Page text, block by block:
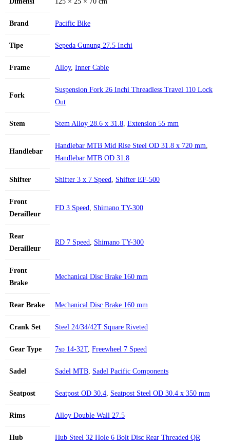
Brand Pacific Bike
Tipe Sepeda Gunung 27.5 Inchi
Frame Alloy, Inner Cable
Fork
Suspension Fork 26 Inchi Threadless Travel 110 Lock
Out
Stem Stem Alloy 28.6 x 31.8 Extension 55 mm
Handlebar
Handlebar MTB Mid Rise Steel OD 31.8 x 720 mm
Handlebar MTB OD 31.8
Shifter Shifter 3 x 7 Speed Shifter EF-500
Front
Derailleur
FD 3 Speed Shimano TY-300
Rear
Derailleur
RD 7 Speed Shimano TY-300
Front
Brake
Mechanical Disc Brake 160 mm
Rear Brake Mechanical Disc Brake 160 mm
Crank Set Steel 24/34/42T Square Riveted
Gear Type 7sp 14-32T, Freewheel 7 Speed
Sadel Sadel MTB Sadel Pacific Components
Seatpost Seatpost OD 30.4 Seatpost Steel OD 30.4 x 350 mm
Rims Alloy Double Wall 27.5
Hub Hub Steel 32 Hole 6 Bolt Disc Rear Threaded QR